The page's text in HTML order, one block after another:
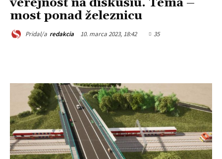
verejnosť na diskusiu. Téma –
most ponad železnicu
Pridal/a redakcia 10. marca 2023, 18:42 35